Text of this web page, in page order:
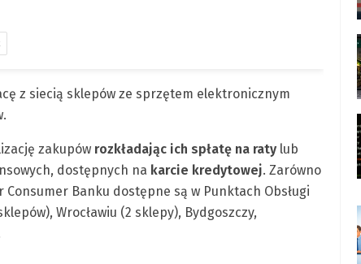
z siecią sklepów ze sprzętem elektronicznym
zakupów rozkładając ich spłatę na raty lub
dostępnych na karcie kredytowej. Zarówno
Banku dostępne są w Punktach Obsługi
Wrocławiu (2 sklepy), Bydgoszczy,